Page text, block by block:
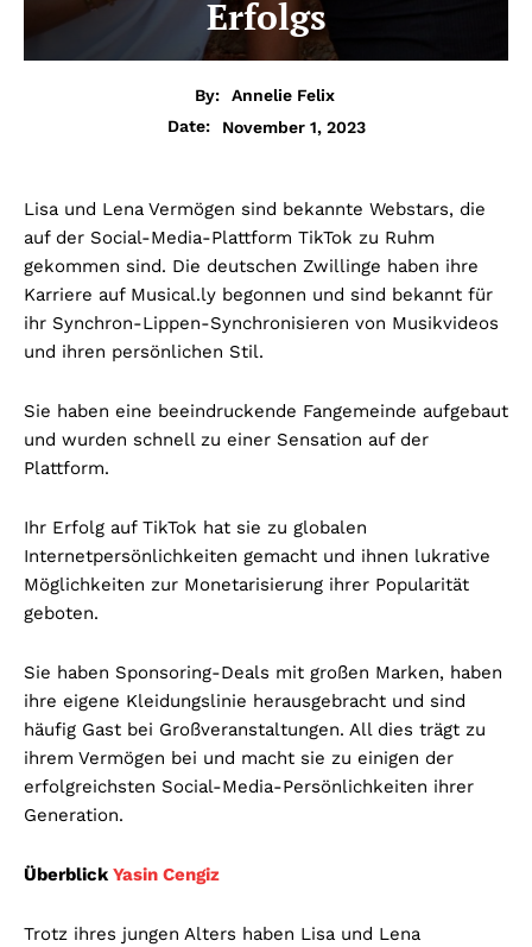
Erfolgs
By:
Annelie Felix
Date:
November 1, 2023
Lisa und Lena Vermögen sind bekannte Webstars, die
auf der Social-Media-Plattform TikTok zu Ruhm
gekommen sind. Die deutschen Zwillinge haben ihre
Karriere auf Musical.ly begonnen und sind bekannt für
ihr Synchron-Lippen-Synchronisieren von Musikvideos
und ihren persönlichen Stil.
Sie haben eine beeindruckende Fangemeinde aufgebaut
und wurden schnell zu einer Sensation auf der
Plattform.
Ihr Erfolg auf TikTok hat sie zu globalen
Internetpersönlichkeiten gemacht und ihnen lukrative
Möglichkeiten zur Monetarisierung ihrer Popularität
geboten.
Sie haben Sponsoring-Deals mit großen Marken, haben
ihre eigene Kleidungslinie herausgebracht und sind
häufig Gast bei Großveranstaltungen. All dies trägt zu
ihrem Vermögen bei und macht sie zu einigen der
erfolgreichsten Social-Media-Persönlichkeiten ihrer
Generation.
Überblick Yasin Cengiz
Trotz ihres jungen Alters haben Lisa und Lena